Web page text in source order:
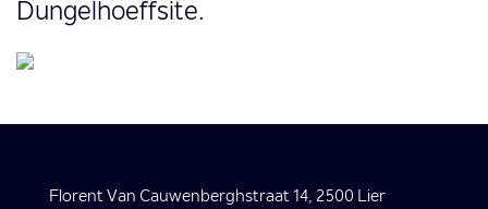
Dungelhoeffsite.
Florent Van Cauwenberghstraat 14, 2500 Lier